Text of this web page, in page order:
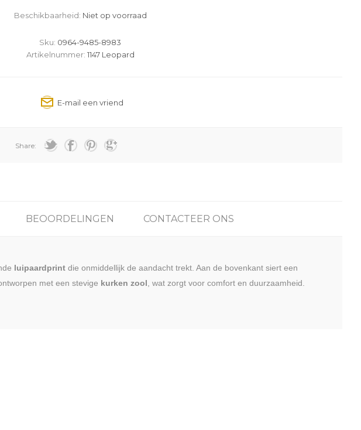
Beschikbaarheid: Niet op voorraad
Sku: 0964-9485-8983
Artikelnummer: 1147 Leopard
Share:
BEOORDELINGEN CONTACTEER ONS
luipaardprint die onmiddellijk de aandacht trekt. Aan de bovenkant siert een
met een stevige kurken zool , wat zorgt voor comfort en duurzaamheid.